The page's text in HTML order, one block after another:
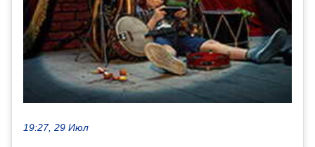
19:27, 29 Июл